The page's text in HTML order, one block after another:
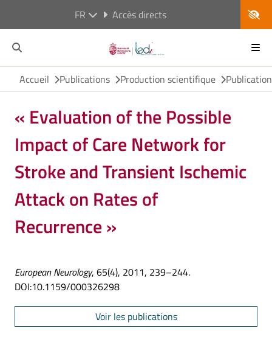
FR Accès directs
Accueil Publications Production scientifique
« Evaluation of the Possible
Impact of Care Network for
Stroke and Transient Ischemic
Attack on Rates of
Recurrence »
European Neurology, 65(4), 2011, 239–244.
DOI:10.1159/000326298
Voir les publications